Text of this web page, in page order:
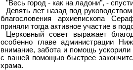
"Весь город - как на ладони", -
Девять лет назад под
благословения архиепископа
приняли тогда активное участие в
Церковный совет выражает
особенно главе администрации
внимание, забота и помощь
с вашей помощью быстрее
храма.